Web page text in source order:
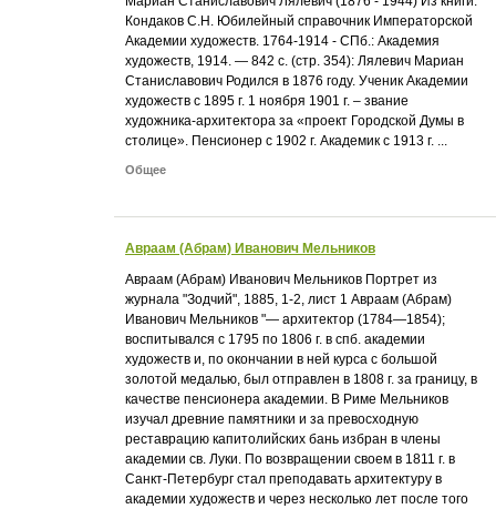
Кондаков С.Н. Юбилейный справочник Императорской
Академии художеств. 1764-1914 - СПб.: Академия
художеств, 1914. — 842 с. (стр. 354): Лялевич Мариан
Станиславович Родился в 1876 году. Ученик Академии
художеств с 1895 г. 1 ноября 1901 г. – звание
художника-архитектора за «проект Городской Думы в
столице». Пенсионер с 1902 г. Академик с 1913 г. ...
Общее
Авраам (Абрам) Иванович Мельников
Авраам (Абрам) Иванович Мельников Портрет из
журнала "Зодчий", 1885, 1-2, лист 1 Авраам (Абрам)
Иванович Мельников "— архитектор (1784—1854);
воспитывался с 1795 по 1806 г. в спб. академии
художеств и, по окончании в ней курса с большой
золотой медалью, был отправлен в 1808 г. за границу, в
качестве пенсионера академии. В Риме Мельников
изучал древние памятники и за превосходную
реставрацию капитолийских бань избран в члены
академии св. Луки. По возвращении своем в 1811 г. в
Санкт-Петербург стал преподавать архитектуру в
академии художеств и через несколько лет после того